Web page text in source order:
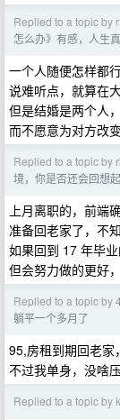
Replied to a topic by
怎么办》有感，人生
一个人随便怎样都
说难听点，就算在
但是结婚是两个人
而不愿意为对方改
Replied to a topic by
境，你是否还会回想
上月离职的，前端
准备回老家了，不
如果回到 17 年毕
但会努力做的更好
Replied to a topic by
躺平一个多月了
95,房租到期回老家
不过我单身，没啥
Replied to a topic by